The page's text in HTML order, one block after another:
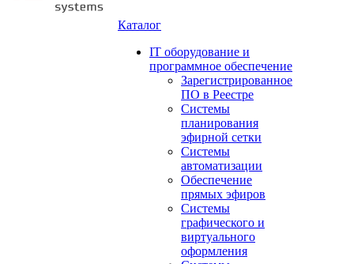
Каталог
IT оборудование и
программное обеспечение
Зарегистрированное
ПО в Реестре
Системы
планирования
эфирной сетки
Системы
автоматизации
Обеспечение
прямых эфиров
Системы
графического и
виртуального
оформления